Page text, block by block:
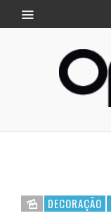
DECORAÇÃO